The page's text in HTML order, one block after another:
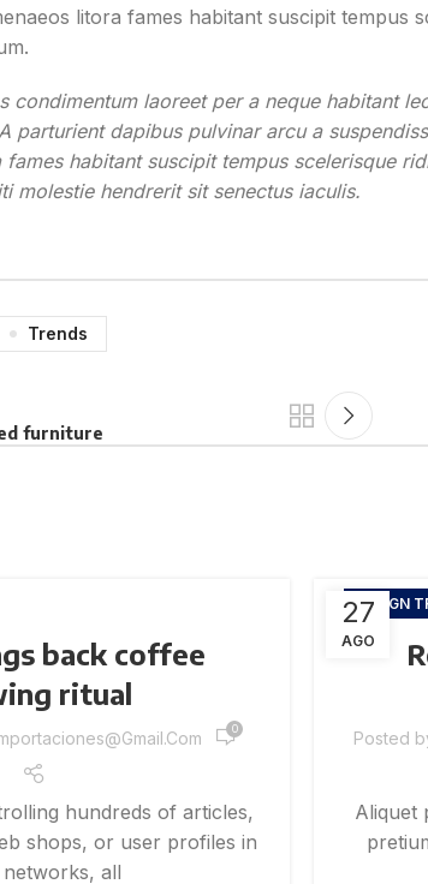
litora fames habitant suscipit tempus
condimentum laoreet per a neque habitant
parturient dapibus pulvinar arcu a
habitant suscipit tempus scelerisque
molestie hendrerit sit senectus iaculis.
Trends
furniture
back coffee
ritual
0
hundreds of articles,
shops, or user profiles in
all
27
AGO
DESIGN
Posted
Aliquet